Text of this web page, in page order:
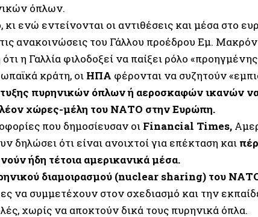
όπλων.
κι ενώ εντείνονται οι αντιθέσεις και μέσα στο
ανακοινώσεις του Γάλλου προέδρου Εμ.
η Γαλλία φιλοδοξεί να παίξει ρόλο
κράτη, οι ΗΠΑ φέρονται να συζητούν
πυρηνικών όπλων ή αεροσκαφών ικανών
χώρες-μέλη του ΝΑΤΟ στην Ευρώπη.
που δημοσίευσαν οι Financial Times,
δηλώσει ότι είναι ανοιχτοί για επέκταση και
ήδη τέτοια αμερικανικά μέσα.
διαμοιρασμού (nuclear sharing) του
να συμμετέχουν στον σχεδιασμό και την
χωρίς να αποκτούν δικά τους πυρηνικά όπλα.